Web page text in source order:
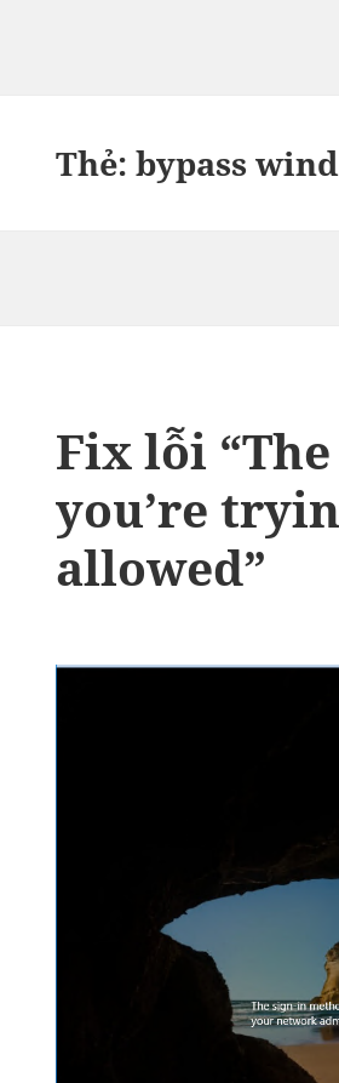
Thẻ:bypass
Fix lỗi
you’re
allowed”